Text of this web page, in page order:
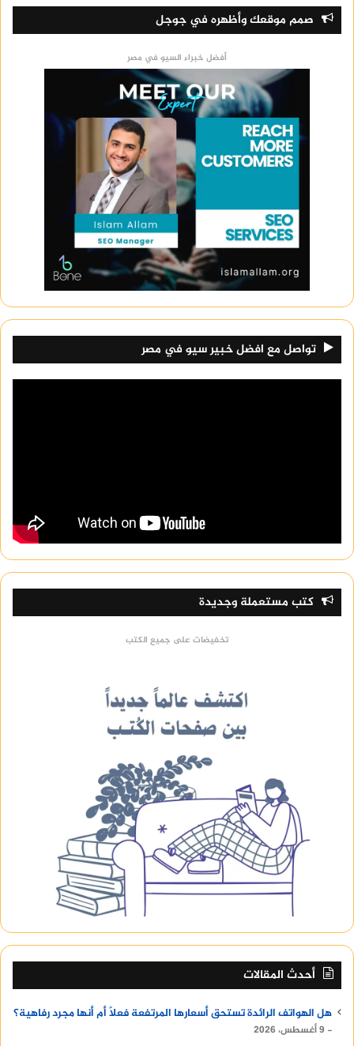
اقرأ أيضا:طباعة فينيل ابيض
اقرأ أيضا:dogs for sale uae
تعرف أيضًا على:social media production agency
حصل على16 pro
صمم موقعك وأظهره في جوجل
أفضل خبراء السيو في مصر
تواصل مع افضل خبير سيو في مصر
كتب مستعملة وجديدة
تخفيضات على جميع الكتب
أحدث المقالات
هل الهواتف الرائدة تستحق أسعارها المرتفعة فعلًا أم أنها مجرد رفاهية؟
9 أغسطس، 2026